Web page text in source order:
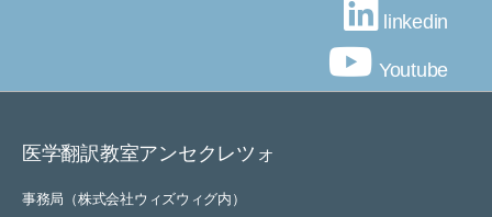
linkedin
Youtube
医学翻訳教室アンセクレツォ
事務局（株式会社ウィズウィグ内）